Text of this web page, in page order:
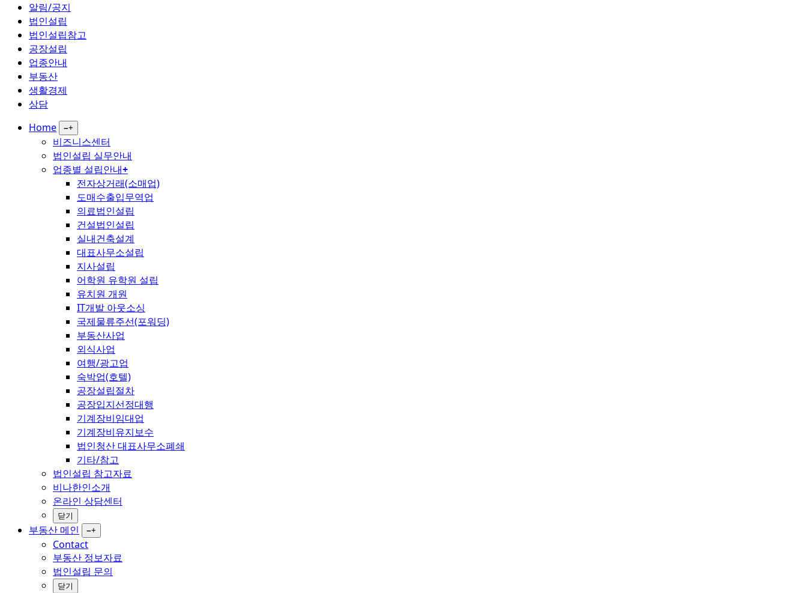
알림/공지
법인설립
법인설립참고
공장설립
업종안내
부동산
생활경제
상담
Home
−+
비즈니스센터
법인설립 실무안내
업종별 설립안내+
전자상거래(소매업)
도매수출입무역업
의료법인설립
건설법인설립
실내건축설계
대표사무소설립
지사설립
어학원 유학원 설립
유치원 개원
IT개발 아웃소싱
국제물류주선(포워딩)
부동산사업
외식사업
여행/광고업
숙박업(호텔)
공장설립절차
공장입지선정대행
기계장비임대업
기계장비유지보수
법인청산 대표사무소폐쇄
기타/참고
법인설립 참고자료
비나한인소개
온라인 상담센터
닫기
부동산 메인 −+
Contact
부동산 정보자료
법인설립 문의
닫기